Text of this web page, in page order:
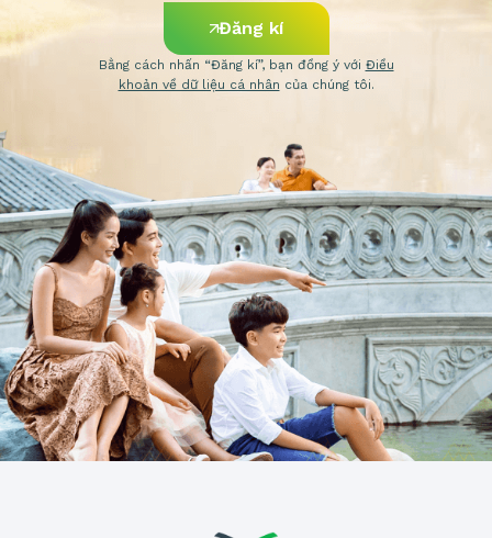
Bằng cách nhấn “Đăng kí”, bạn đồng ý với Điều
khoản về dữ liệu cá nhân của chúng tôi.
Đăng kí